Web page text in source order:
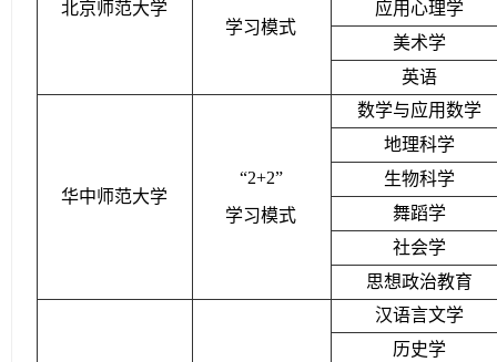
北京师范大学
学习模式
应用心理学
美术学
英语
华中师范大学
“2+2”
学习模式
数学与应用数学
地理科学
生物科学
舞蹈学
社会学
思想政治教育
汉语言文学
历史学